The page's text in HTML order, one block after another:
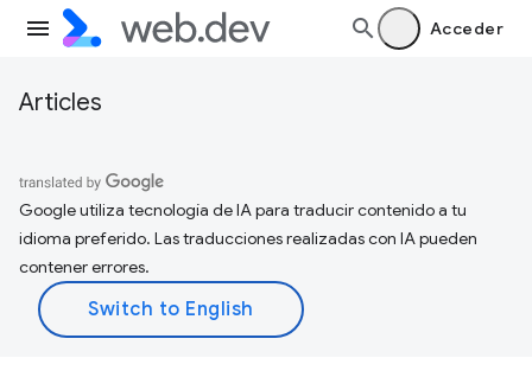
Acceder
Articles
Google utiliza tecnología de IA para traducir contenido a tu
idioma preferido. Las traducciones realizadas con IA pueden
contener errores.